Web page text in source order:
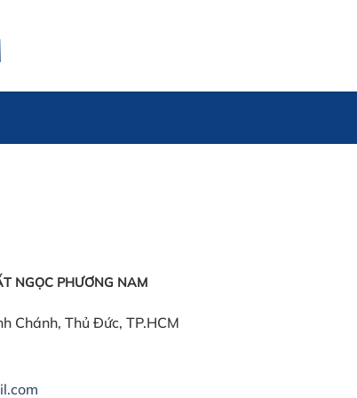
NGỌC PHƯƠNG NAM
Chánh, Thủ Đức, TP.HCM